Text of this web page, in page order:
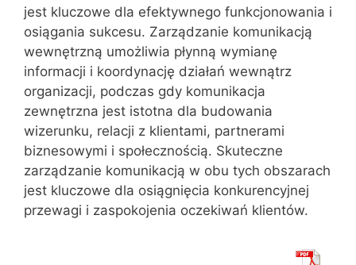
jest kluczowe dla efektywnego funkcjonowania i
osiągania sukcesu. Zarządzanie komunikacją
wewnętrzną umożliwia płynną wymianę
informacji i koordynację działań wewnątrz
organizacji, podczas gdy komunikacja
zewnętrzna jest istotna dla budowania
wizerunku, relacji z klientami, partnerami
biznesowymi i społecznością. Skuteczne
zarządzanie komunikacją w obu tych obszarach
jest kluczowe dla osiągnięcia konkurencyjnej
przewagi i zaspokojenia oczekiwań klientów.